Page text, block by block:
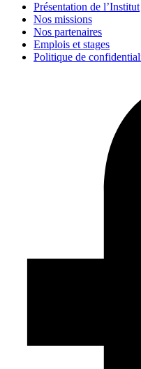
Présentation de l’Institut
Nos missions
Nos partenaires
Emplois et stages
Politique de